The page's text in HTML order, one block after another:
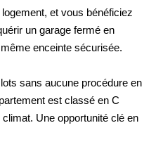
et vous bénéficiez
un garage fermé en
enceinte sécurisée.
sans aucune procédure en
est classé en C
Une opportunité clé en